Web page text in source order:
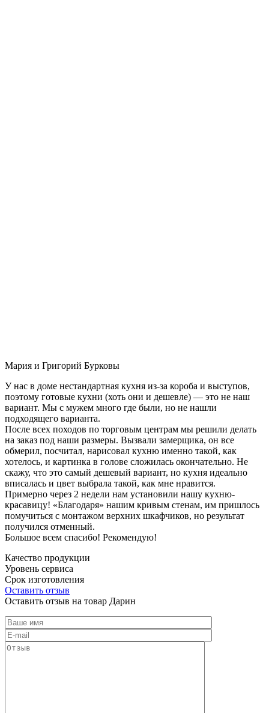
Мария и Григорий Бурковы
У нас в доме нестандартная кухня из-за короба и выступов,
поэтому готовые кухни (хоть они и дешевле) — это не наш
вариант. Мы с мужем много где были, но не нашли
подходящего варианта.
После всех походов по торговым центрам мы решили делать
на заказ под наши размеры. Вызвали замерщика, он все
обмерил, посчитал, нарисовал кухню именно такой, как
хотелось, и картинка в голове сложилась окончательно. Не
скажу, что это самый дешевый вариант, но кухня идеально
вписалась и цвет выбрала такой, как мне нравится.
Примерно через 2 недели нам установили нашу кухню-
красавицу! «Благодаря» нашим кривым стенам, им пришлось
помучиться с монтажом верхних шкафчиков, но результат
получился отменный.
Большое всем спасибо! Рекомендую!
Качество продукции
Уровень сервиса
Срок изготовления
Оставить отзыв
Оставить отзыв на товар Дарин